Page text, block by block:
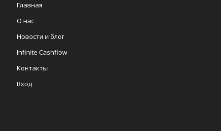
Главная
О нас
Новости и блог
Infinite Cashflow
Контакты
Вход